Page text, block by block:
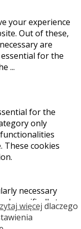
więcej dlaczego
your experience
Out of these,
are
for the
...
for the
only
These cookies
necessary
specifically to
ads, other
necessary